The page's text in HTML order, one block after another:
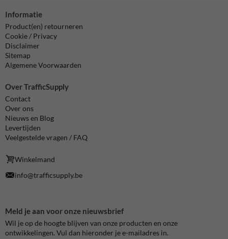
Informatie
Product(en) retourneren
Cookie / Privacy
Disclaimer
Sitemap
Algemene Voorwaarden
Over TrafficSupply
Contact
Over ons
Nieuws en Blog
Levertijden
Veelgestelde vragen / FAQ
Winkelmand
info@trafficsupply.be
Meld je aan voor onze nieuwsbrief
Wil je op de hoogte blijven van onze producten en onze
ontwikkelingen. Vul dan hieronder je e-mailadres in.